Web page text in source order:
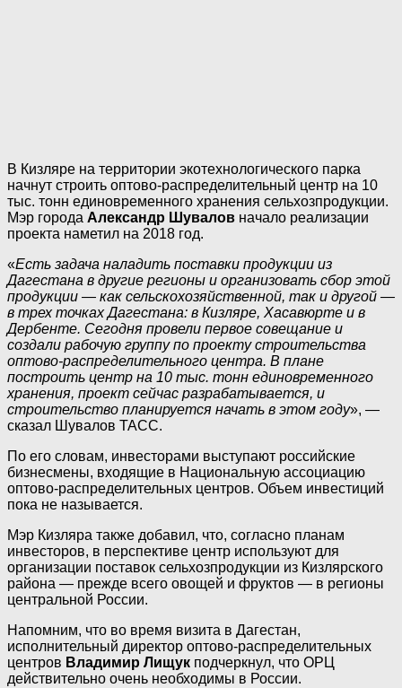
В Кизляре на территории экотехнологического парка
начнут строить оптово-распределительный центр на 10
тыс. тонн единовременного хранения сельхозпродукции.
Мэр города Александр Шувалов начало реализации
проекта наметил на 2018 год.
«Есть задача наладить поставки продукции из
Дагестана в другие регионы и организовать сбор этой
продукции — как сельскохозяйственной, так и другой —
в трех точках Дагестана: в Кизляре, Хасавюрте и в
Дербенте. Сегодня провели первое совещание и
создали рабочую группу по проекту строительства
оптово-распределительного центра. В плане
построить центр на 10 тыс. тонн единовременного
хранения, проект сейчас разрабатывается, и
строительство планируется начать в этом году», —
сказал Шувалов ТАСС.
По его словам, инвесторами выступают российские
бизнесмены, входящие в Национальную ассоциацию
оптово-распределительных центров. Объем инвестиций
пока не называется.
Мэр Кизляра также добавил, что, согласно планам
инвесторов, в перспективе центр используют для
организации поставок сельхозпродукции из Кизлярского
района — прежде всего овощей и фруктов — в регионы
центральной России.
Напомним, что во время визита в Дагестан,
исполнительный директор оптово-распределительных
центров Владимир Лищук подчеркнул, что ОРЦ
действительно очень необходимы в России.